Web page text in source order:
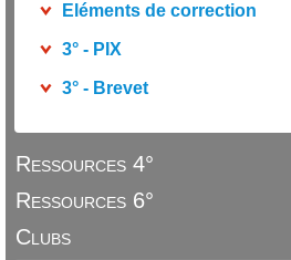
Eléments de correction
3° - PIX
3° - Brevet
Ressources 4°
Ressources 6°
Clubs